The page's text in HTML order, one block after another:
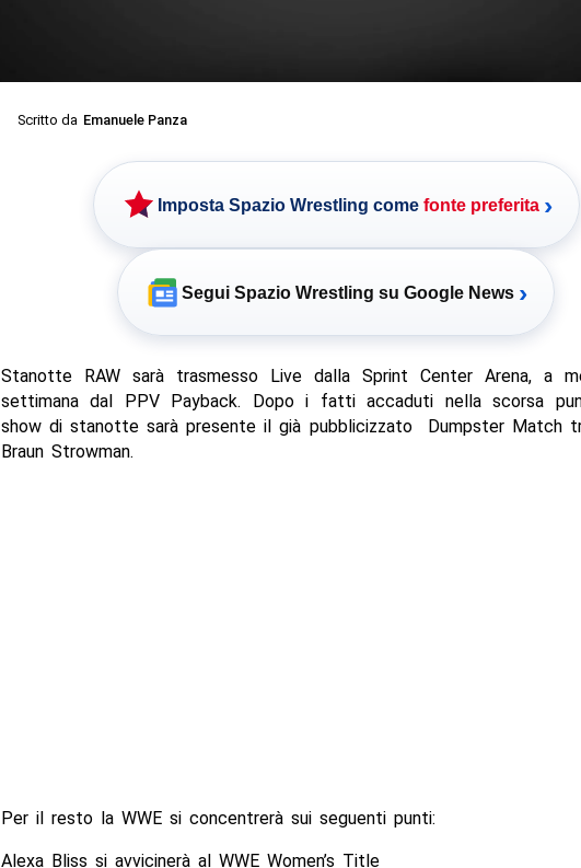
Scritto da Emanuele Panza
Imposta Spazio Wrestling come fonte preferita ›
Segui Spazio Wrestling su Google News ›
Stanotte RAW sarà trasmesso Live dalla Sprint Center Arena, a
settimana dal PPV Payback. Dopo i fatti accaduti nella scorsa
show di stanotte sarà presente il già pubblicizzato Dumpster Match
Braun Strowman.
Per il resto la WWE si concentrerà sui seguenti punti:
Alexa Bliss si avvicinerà al WWE Women’s Title